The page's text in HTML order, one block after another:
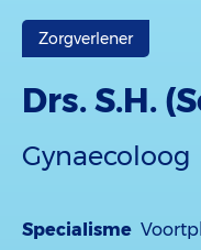
Zorgverlener
Drs. S.H.
Gynaecoloog
Specialisme